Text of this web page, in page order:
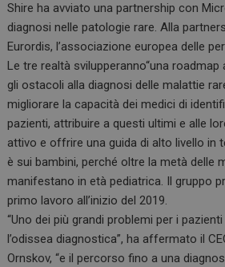
ce
b
o
o
k
ke
dI
n
at
s
A
p
p
Shire ha avviato una partnership con
diagnosi nelle patologie rare. Alla
Eurordis, l’associazione europea delle
Le tre realtà svilupperanno“una roadmap
gli ostacoli alla diagnosi delle malattie
migliorare la capacità dei medici di
pazienti, attribuire a questi ultimi e alle
attivo e offrire una guida di alto livello in
è sui bambini, perché oltre la metà delle
manifestano in età pediatrica. Il gruppo
primo lavoro all’inizio del 2019.
“Uno dei più grandi problemi per i
l’odissea diagnostica”, ha affermato il
Ornskov, “e il percorso fino a una